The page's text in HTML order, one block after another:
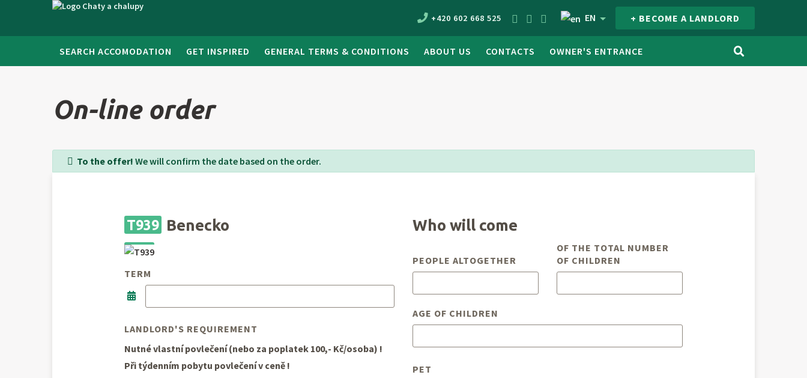
+420 602 668 525 EN + BECOME A LANDLORD
SEARCH ACCOMODATION GET INSPIRED GENERAL TERMS & CONDITIONS ABOUT US CONTACTS OWNER'S ENTRANCE
On-line order
To the offer! We will confirm the date based on the order.
T939 Benecko
TERM
LANDLORD'S REQUIREMENT
Nutné vlastní povlečení (nebo za poplatek 100,- Kč/osoba) !
Při týdenním pobytu povlečení v ceně !
Who will come
PEOPLE ALTOGETHER
OF THE TOTAL NUMBER
OF CHILDREN
AGE OF CHILDREN
PET